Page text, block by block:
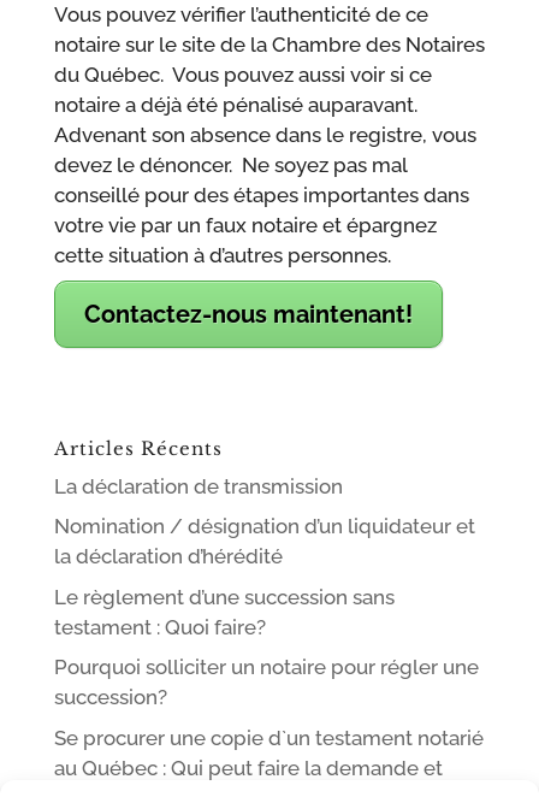
Vous pouvez vérifier l’authenticité de ce
notaire sur le site de la Chambre des Notaires
du Québec. Vous pouvez aussi voir si ce
notaire a déjà été pénalisé auparavant.
Advenant son absence dans le registre, vous
devez le dénoncer. Ne soyez pas mal
conseillé pour des étapes importantes dans
votre vie par un faux notaire et épargnez
cette situation à d’autres personnes.
Contactez-nous maintenant!
Articles Récents
La déclaration de transmission
Nomination / désignation d’un liquidateur et
la déclaration d’hérédité
Le règlement d’une succession sans
testament : Quoi faire?
Pourquoi solliciter un notaire pour régler une
succession?
Se procurer une copie d`un testament notarié
au Québec : Qui peut faire la demande et